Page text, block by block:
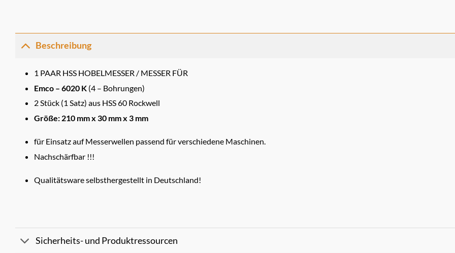
Beschreibung
1 PAAR HSS HOBELMESSER / MESSER FÜR
Emco – 6020 K(4 – Bohrungen)
2 Stück (1 Satz) aus HSS 60 Rockwell
Größe: 210 mm x 30 mm x 3 mm
für Einsatz auf Messerwellen passend für verschiedene Maschinen.
Nachschärfbar !!!
Qualitätsware selbsthergestellt in Deutschland!
Sicherheits- und Produktressourcen